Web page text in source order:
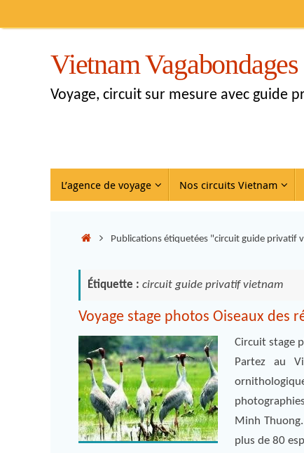
Vietnam Vagabondages
Voyage, circuit sur mesure avec guide
L’agence de voyage Nos circuits Vietnam
Publications étiquetées "circuit guide privatif
Étiquette : circuit guide privatif vietnam
Voyage stage photos Oiseaux des
Circuit stage
Partez au
Minh
plus de 80